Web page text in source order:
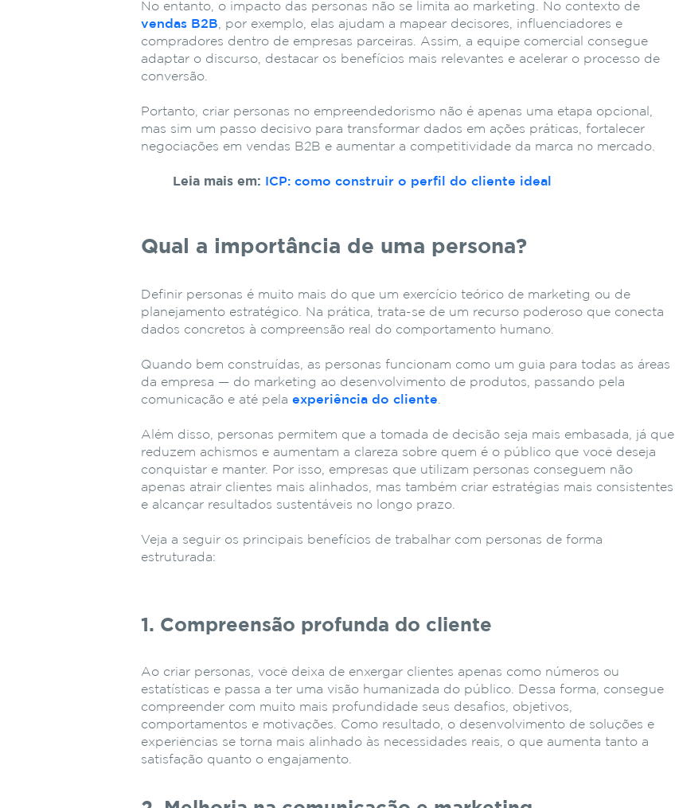
No entanto, o impacto das personas não se limita ao marketing. No contexto de
vendas B2B, por exemplo, elas ajudam a mapear decisores, influenciadores e
compradores dentro de empresas parceiras. Assim, a equipe comercial consegue
adaptar o discurso, destacar os benefícios mais relevantes e acelerar o processo de
conversão.
Portanto, criar personas no empreendedorismo não é apenas uma etapa opcional,
mas sim um passo decisivo para transformar dados em ações práticas, fortalecer
negociações em vendas B2B e aumentar a competitividade da marca no mercado.
Leia mais em: ICP: como construir o perfil do cliente ideal
Qual a importância de uma persona?
Definir personas é muito mais do que um exercício teórico de marketing ou de
planejamento estratégico. Na prática, trata-se de um recurso poderoso que conecta
dados concretos à compreensão real do comportamento humano.
Quando bem construídas, as personas funcionam como um guia para todas as áreas
da empresa — do marketing ao desenvolvimento de produtos, passando pela
comunicação e até pelaexperiência do cliente.
Além disso, personas permitem que a tomada de decisão seja mais embasada, já que
reduzem achismos e aumentam a clareza sobre quem é o público que você deseja
conquistar e manter. Por isso, empresas que utilizam personas conseguem não
apenas atrair clientes mais alinhados, mas também criar estratégias mais consistentes
e alcançar resultados sustentáveis no longo prazo.
Veja a seguir os principais benefícios de trabalhar com personas de forma
estruturada:
1. Compreensão profunda do cliente
Ao criar personas, você deixa de enxergar clientes apenas como números ou
estatísticas e passa a ter uma visão humanizada do público. Dessa forma, consegue
compreender com muito mais profundidade seus desafios, objetivos,
comportamentos e motivações. Como resultado, o desenvolvimento de soluções e
experiências se torna mais alinhado às necessidades reais, o que aumenta tanto a
satisfação quanto o engajamento.